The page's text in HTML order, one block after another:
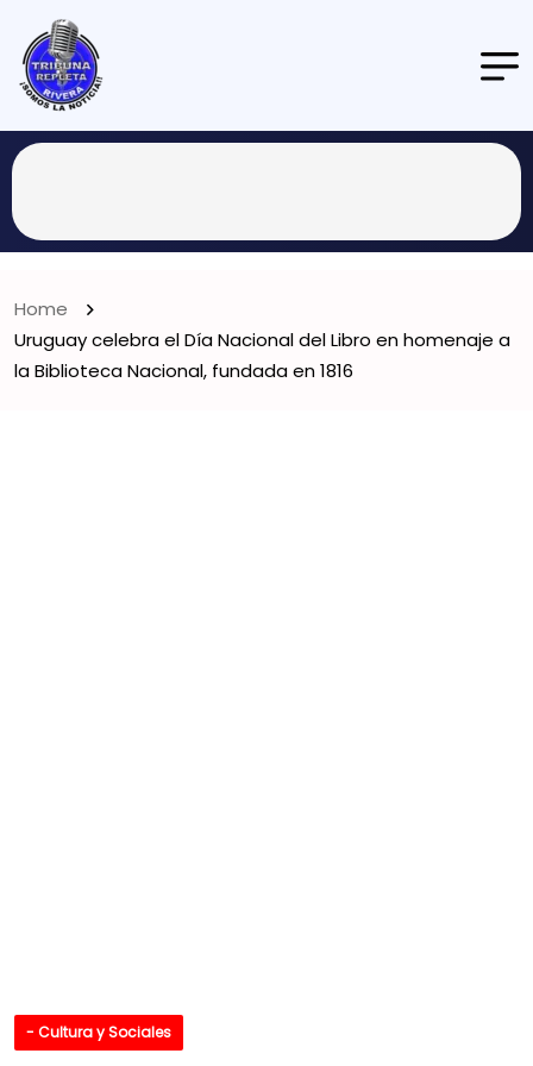
Home
Uruguay celebra el Día Nacional del Libro en homenaje a
la Biblioteca Nacional, fundada en 1816
- Cultura y Sociales